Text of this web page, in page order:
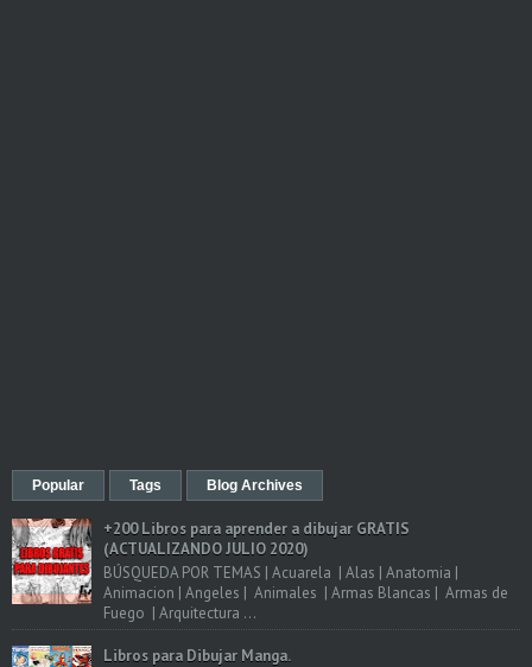
Popular Tags Blog Archives
+200 Libros para aprender a dibujar GRATIS
(ACTUALIZANDO JULIO 2020)
BÚSQUEDA POR TEMAS | Acuarela | Alas | Anatomia |
Animacion | Angeles | Animales | Armas Blancas | Armas de
Fuego | Arquitectura ...
Libros para Dibujar Manga.